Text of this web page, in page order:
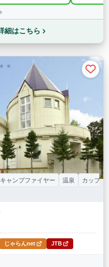
細はこちら
ャンプファイヤー 温泉 カップル
じゃらんnet JTB